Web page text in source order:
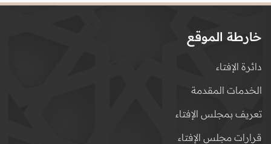
خارطة الموقع
دائرة الإفتاء
الخدمات المقدمة
تعريف بمجلس الإفتاء
قرارات مجلس الإفتاء